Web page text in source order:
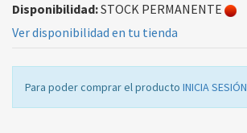
Disponibilidad:STOCK PERMANENTE
Ver disponibilidad en tu tienda
Para poder comprar el producto INICIA SESIÓN